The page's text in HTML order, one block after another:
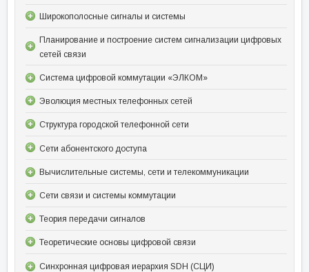
Широкополосные сигналы и системы
Планирование и построение систем сигнализации цифровых
сетей связи
Система цифровой коммутации «ЭЛКОМ»
Эволюция местных телефонных сетей
Структура городской телефонной сети
Сети абонентского доступа
Вычислительные системы, сети и телекоммуникации
Сети связи и системы коммутации
Теория передачи сигналов
Теоретические основы цифровой связи
Синхронная цифровая иерархия SDH (СЦИ)